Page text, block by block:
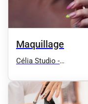
Maquillage
Célia Studio -
permanent sourcils et
microblading